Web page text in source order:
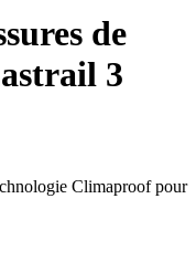
de
3
Climaproof pour